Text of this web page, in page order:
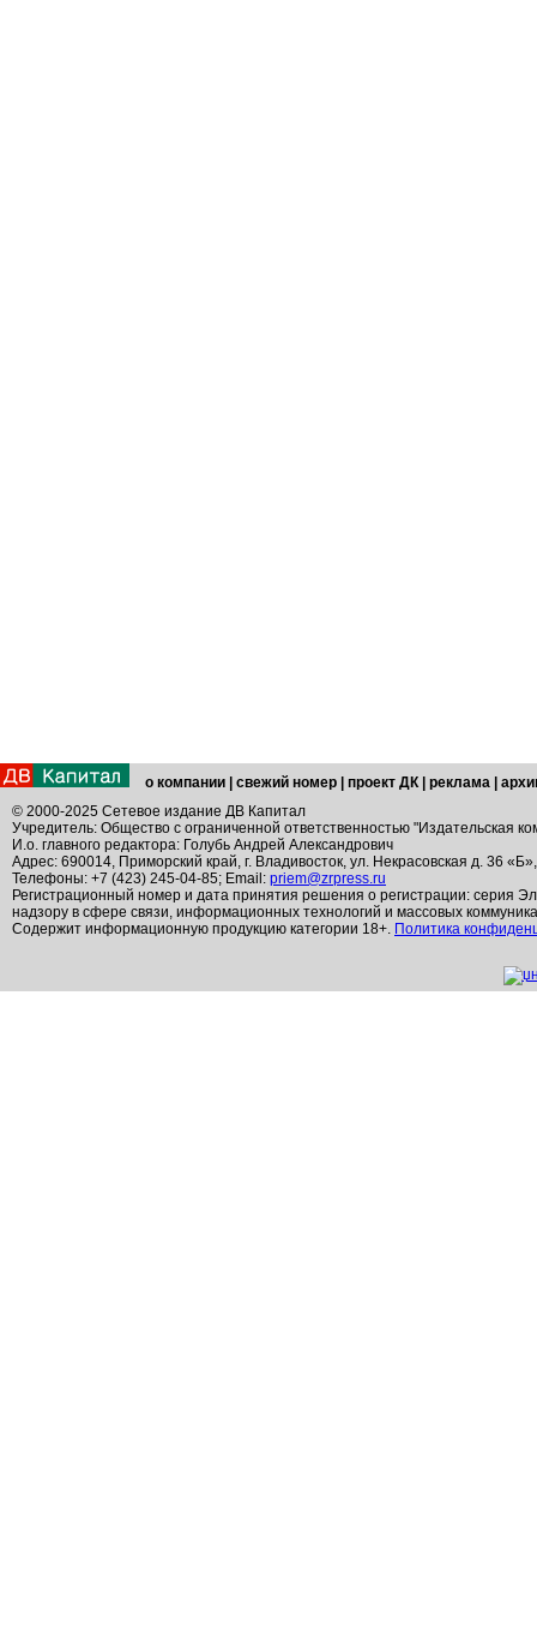
о компании свежий номер проект ДК реклама
© 2000-2025 Сетевое издание ДВ Капитал
Учредитель: Общество с ограниченной ответственностью "Издательская
И.о. главного редактора: Голубь Андрей Александрович
Адрес: 690014, Приморский край, г. Владивосток, ул. Некрасовская д. 36
Телефоны: +7 (423) 245-04-85; Email: priem@zrpress.ru
Регистрационный номер и дата принятия решения о регистрации: серия
надзору в сфере связи, информационных технологий и массовых
Содержит информационную продукцию категории 18+. Политика